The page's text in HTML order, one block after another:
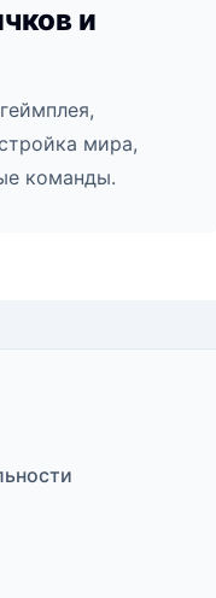
и
мира,
команды.